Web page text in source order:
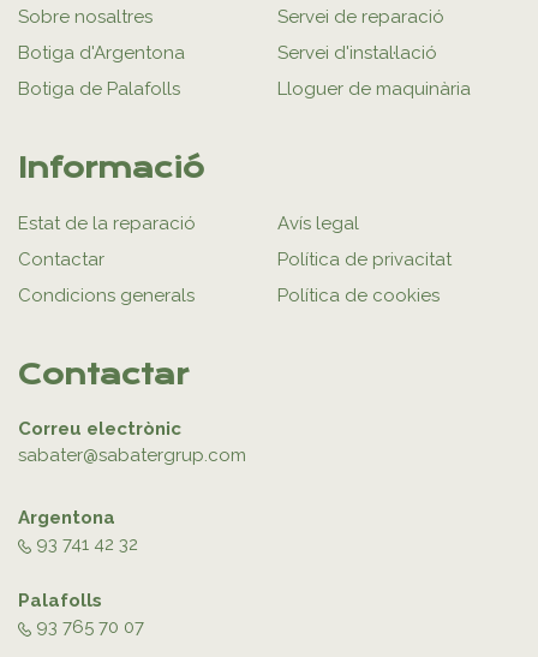
Sobre nosaltres
Botiga d'Argentona
Botiga de Palafolls
Servei de reparació
Servei d'instal·lació
Lloguer de maquinària
Informació
Estat de la reparació
Contactar
Condicions generals
Avís legal
Política de privacitat
Política de cookies
Contactar
Correu electrònic
sabater@sabatergrup.com
Argentona
93 741 42 32
Palafolls
93 765 70 07